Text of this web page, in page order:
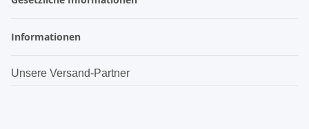
Informationen
Unsere Versand-Partner